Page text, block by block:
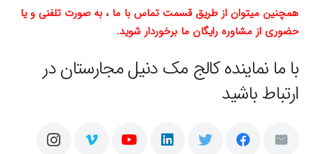
همچنین میتوان از طریق قسمت تماس با ما ، به صورت تلفنی و یا
حضوری از مشاوره رایگان ما برخوردار شوید.
با ما نماینده کالج مک دنیل مجارستان در
ارتباط باشید